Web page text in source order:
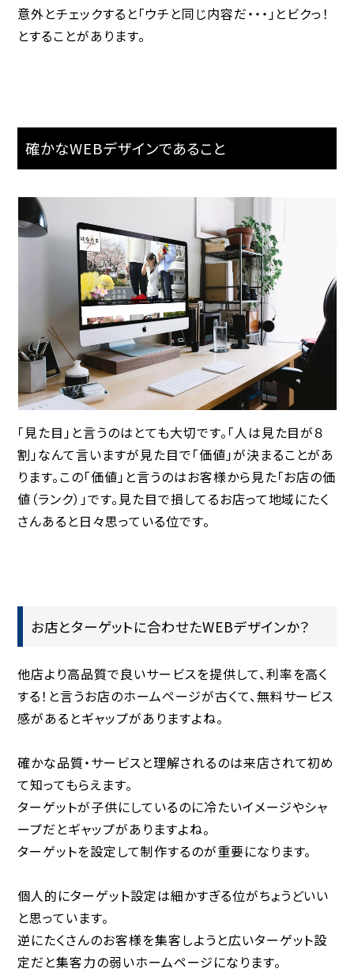
意外とチェックすると「ウチと同じ内容だ・・・」とビクっ！
とすることがあります。
確かなWEBデザインであること
「見た目」と言うのはとても大切です。「人は見た目が８
割」なんて言いますが見た目で「価値」が決まることがあ
ります。この「価値」と言うのはお客様から見た「お店の価
値（ランク）」です。見た目で損してるお店って地域にたく
さんあると日々思っている位です。
お店とターゲットに合わせたWEBデザインか？
他店より高品質で良いサービスを提供して、利率を高く
する！と言うお店のホームページが古くて、無料サービス
感があるとギャップがありますよね。
確かな品質・サービスと理解されるのは来店されて初め
て知ってもらえます。
ターゲットが子供にしているのに冷たいイメージやシャ
ープだとギャップがありますよね。
ターゲットを設定して制作するのが重要になります。
個人的にターゲット設定は細かすぎる位がちょうどいい
と思っています。
逆にたくさんのお客様を集客しようと広いターゲット設
定だと集客力の弱いホームページになります。